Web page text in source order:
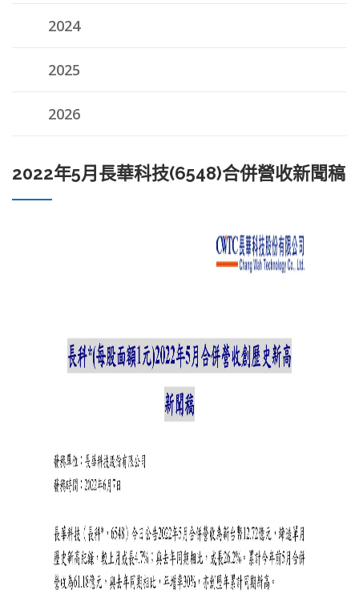
2024
2025
2026
2022年5月長華科技(6548)合併營收新聞稿